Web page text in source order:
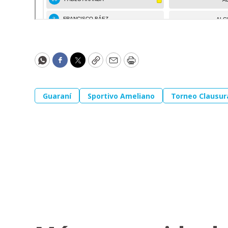
WhatsApp
Facebook
Twitter
CopyEmailPrint
Guaraní Sportivo Ameliano Torneo